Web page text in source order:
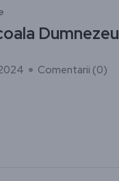
Dumnezeu
Comentarii (0)